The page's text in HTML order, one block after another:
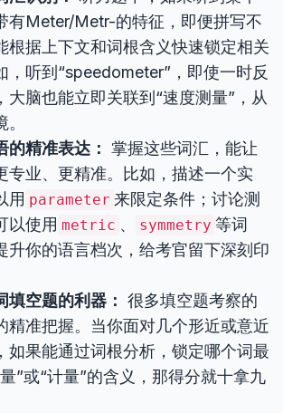
有Meter/Metr-的特征，即便拼写不
根据上下文和词根含义快速锁定相关
，听到“speedometer”，即使一时反
大脑也能立即关联到“速度测量”，从
的精准表达： 掌握这些词汇，能让
专业、更精准。比如，描述一个实
用 parameter 来限定条件；讨论测
以使用 metric 、 symmetry 等词
升你的语言档次，给考官留下深刻印
填空题的利器： 很多填空题考察的
精准把握。当你面对几个形近或意近
如果能通过词根分析，锁定哪个词最
”或“计量”的含义，那得分就十拿九